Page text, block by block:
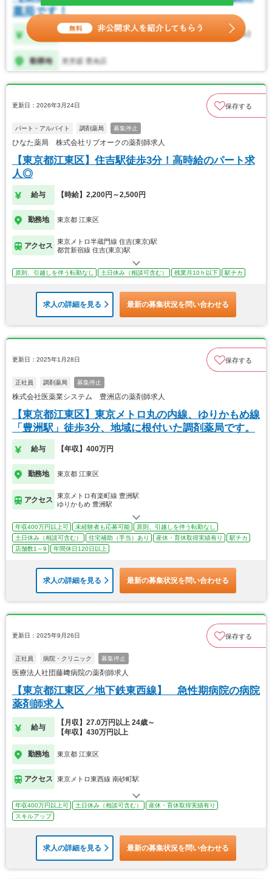
更新日：2026年3月24日 保存する
パート・アルバイト 調剤薬局 募集停止
ひなた薬局 株式会社リブオークの薬剤師求人
【東京都江東区】住吉駅徒歩3分！高時給のパート求
人◎
給与 【時給】2,200円～2,500円
勤務地 東京都 江東区
アクセス
東京メトロ半蔵門線 住吉(東京)駅
都営新宿線 住吉(東京)駅
原則、引越しを伴う転勤なし 土日休み（相談可含む） 残業月10ｈ以下 駅チカ
求人の詳細を見る 最新の募集状況を問い合わせる
更新日：2025年1月28日 保存する
正社員 調剤薬局 募集停止
株式会社医薬業システム 豊洲店の薬剤師求人
【東京都江東区】東京メトロ丸の内線、ゆりかもめ線
「豊洲駅」徒歩3分、地域に根付いた調剤薬局です。
給与 【年収】400万円
勤務地 東京都 江東区
アクセス
東京メトロ有楽町線 豊洲駅
ゆりかもめ 豊洲駅
年収400万円以上可 未経験者も応募可能
原則、引越しを伴う転勤なし
土日休み（相談可含む）
住宅補助（手当）あり 産休・育休取得実績有り
駅チカ
店舗数1～9
年間休日120日以上
求人の詳細を見る 最新の募集状況を問い合わせる
更新日：2025年9月26日 保存する
正社員 病院・クリニック 募集停止
医療法人社団藤﨑病院の薬剤師求人
【東京都江東区／地下鉄東西線】 急性期病院の病院
薬剤師求人
給与
【月収】27.0万円以上 24歳～
【年収】430万円以上
勤務地 東京都 江東区
アクセス 東京メトロ東西線 南砂町駅
年収400万円以上可 土日休み（相談可含む）
産休・育休取得実績有り
スキルアップ
求人の詳細を見る 最新の募集状況を問い合わせる